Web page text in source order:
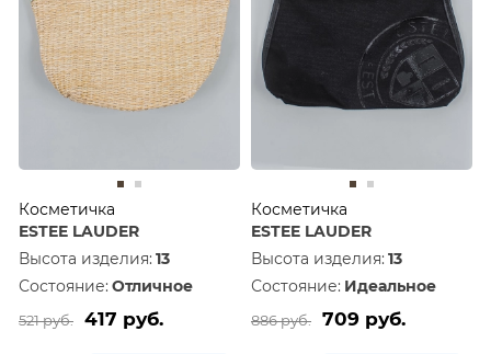
Косметичка
ESTEE LAUDER
Высота изделия: 13
Состояние: Отличное
521 руб. 417 руб.
Косметичка
ESTEE LAUDER
Высота изделия: 13
Состояние: Идеальное
886 руб. 709 руб.